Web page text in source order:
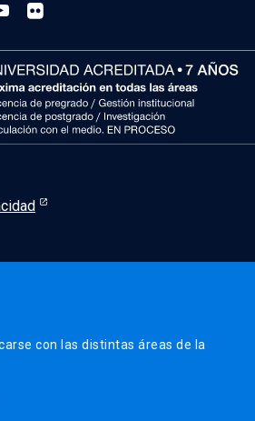
con las distintas áreas de la